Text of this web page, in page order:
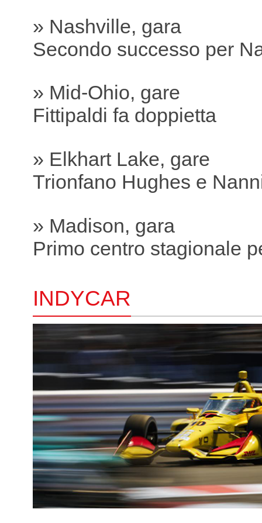
» Nashville, gara
Secondo successo per
» Mid-Ohio, gare
Fittipaldi fa doppietta
» Elkhart Lake, gare
Trionfano Hughes e
» Madison, gara
Primo centro stagionale
INDYCAR